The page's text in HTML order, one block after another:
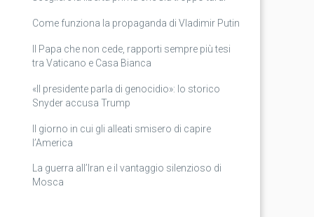
Come funziona la propaganda di Vladimir Putin
Il Papa che non cede, rapporti sempre più tesi
tra Vaticano e Casa Bianca
«Il presidente parla di genocidio»: lo storico
Snyder accusa Trump
Il giorno in cui gli alleati smisero di capire
l’America
La guerra all’Iran e il vantaggio silenzioso di
Mosca